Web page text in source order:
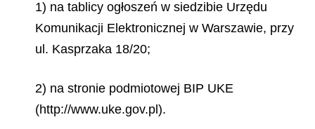
1) na tablicy ogłoszeń w siedzibie Urzędu
Komunikacji Elektronicznej w Warszawie, przy
ul. Kasprzaka 18/20;
2) na stronie podmiotowej BIP UKE
(http://www.uke.gov.pl).